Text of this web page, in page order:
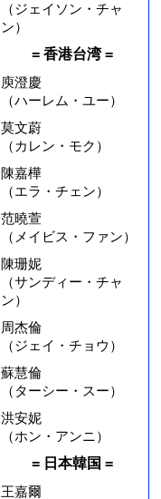
（ジェイソン・チャ
ン）
= 香港台湾 =
庾澄慶
（ハーレム・ユー）
莫文蔚
（カレン・モク）
陳嘉樺
（エラ・チェン）
范曉萱
（メイビス・ファン）
陳珊妮
（サンディー・チャ
ン）
周杰倫
（ジェイ・チョウ）
蘇慧倫
（ターシー・スー）
洪安妮
（ホン・アンニ）
= 日本韓国 =
王嘉爾